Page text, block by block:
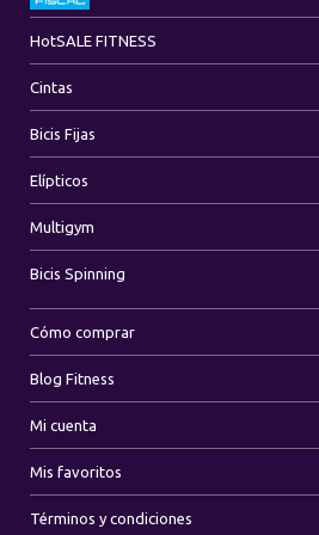
HotSALE FITNESS
Cintas
Bicis Fijas
Elípticos
Multigym
Bicis Spinning
Cómo comprar
Blog Fitness
Mi cuenta
Mis favoritos
Términos y condiciones